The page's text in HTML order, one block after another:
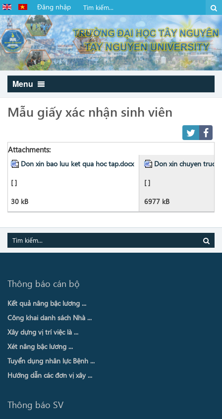
Đăng nhập
Menu
Mẫu giấy xác nhận sinh viên
Attachments:
Don xin bao luu ket qua hoc tap.docx
[ ]
30 kB
Don xin chuyen
[ ]
6977 kB
Thông báo cán bộ
Kết quả nâng bậc lương ...
Công khai danh sách Nhà ...
Xây dựng vị trí việc là ...
Xét nâng bậc lương ...
Tuyển dụng nhân lực Bệnh ...
Hướng dẫn các đơn vị xây ...
Thông báo SV